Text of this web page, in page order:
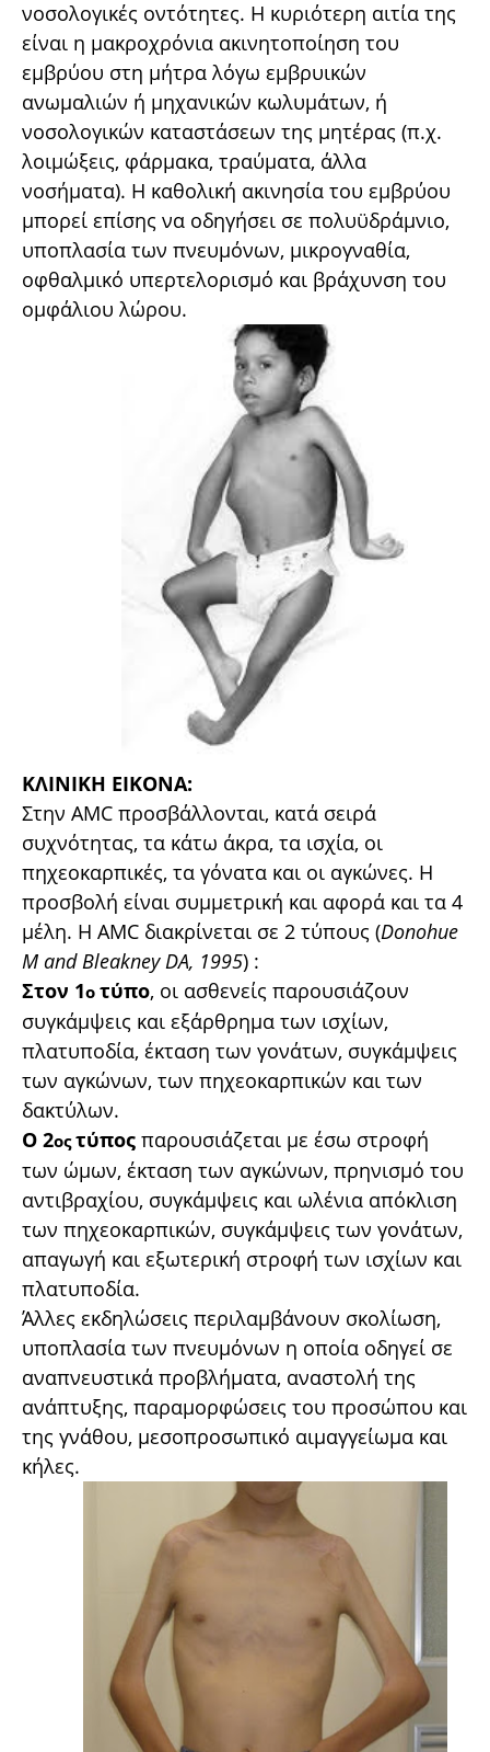
νοσολογικές οντότητες. Η κυριότερη αιτία της
είναι η μακροχρόνια ακινητο­ποίηση του
εμβρύου στη μήτρα λόγω εμβρυικών
ανωμαλιών ή μηχανικών κωλυμάτων, ή
νοσολογικών καταστάσεων της μητέρας (π.χ.
λοιμώξεις, φάρμακα, τραύματα, άλλα
νοσήματα). Η καθολική ακινησία του εμβρύου
μπορεί επίσης να οδηγήσει σε πολυϋδράμνιο,
υποπλασία των πνευμόνων, μικρογναθία,
οφθαλμικό υπερτελορισμό και βράχυνση του
ομφάλιου λώρου.
ΚΛΙΝΙΚΗ ΕΙΚΟΝΑ:
Στην AMC προσβάλλονται, κατά σειρά
συχνότητας, τα κάτω άκρα, τα ισχία, οι
πηχεοκαρπικές, τα γόνατα και οι αγκώνες. Η
προσβολή είναι συμμετρική και αφορά και τα 4
μέλη. Η AMC διακρίνεται σε 2 τύπους (Donohue
M and Bleakney DA, 1995) :
Στον 1ο τύπο, οι ασθενείς παρουσιάζουν
συγκάμψεις και εξάρθρημα των ισχίων,
πλατυποδία, έκταση των γονάτων, συγκάμψεις
των αγκώνων, των πηχεοκαρπικών και των
δακτύλων.
Ο 2οςτύπος παρουσιάζεται με έσω στροφή
των ώμων, έκταση των αγκώνων, πρηνισμό του
αντιβραχίου, συγκάμψεις και ωλένια απόκλιση
των πηχεοκαρπικών, συγκάμψεις των γονάτων,
απαγωγή και εξωτερική στροφή των ισχίων και
πλατυποδία.
Άλλες εκδηλώσεις περιλαμβάνουν σκολίωση,
υποπλασία των πνευμόνων η οποία οδηγεί σε
αναπνευστικά προβλήματα, αναστολή της
ανάπτυξης, παραμορφώσεις του προσώπου και
της γνάθου, μεσοπροσωπικό αιμαγγείωμα και
κήλες.